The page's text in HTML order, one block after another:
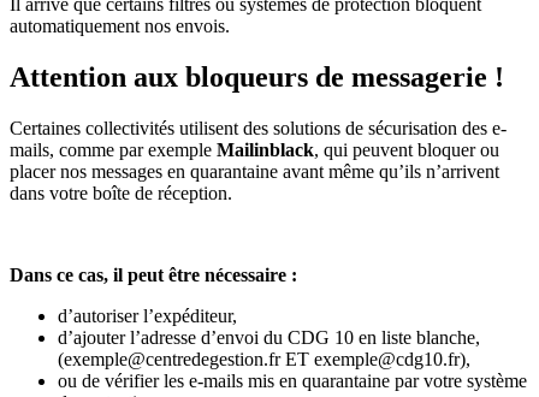
automatiquement nos envois.
Attention aux bloqueurs de messagerie !
Certaines collectivités utilisent des solutions de sécurisation des e-
mails, comme par exemple Mailinblack, qui peuvent bloquer ou
placer nos messages en quarantaine avant même qu’ils n’arrivent
dans votre boîte de réception.
Dans ce cas, il peut être nécessaire :
d’autoriser l’expéditeur,
d’ajouter l’adresse d’envoi du CDG 10 en liste blanche,
(exemple@centredegestion.fr ET exemple@cdg10.fr),
ou de vérifier les e-mails mis en quarantaine par votre système